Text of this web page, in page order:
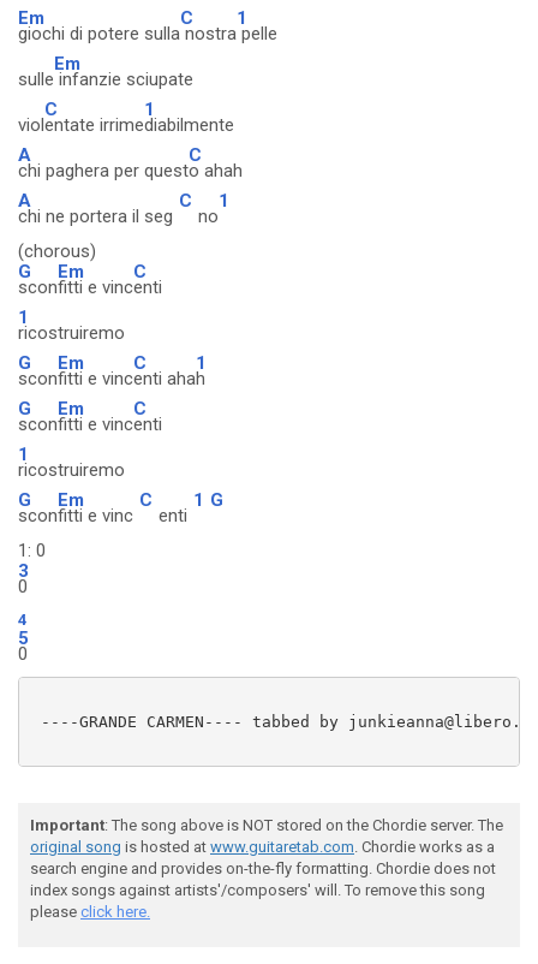
Em
giochi di potere sulla
C
nostra
1
pelle
sulle
Em
infanzie sciupate
viol
C
entate irrime
1
diabilmente
A
chi paghera per quest
C
o ahah
A
chi ne portera il seg
C
no
1
(chorous)
G
scon
Em
fitti e vinc
C
enti
1
ricostruiremo
G
scon
Em
fitti e vinc
C
enti aha
1
h
G
scon
Em
fitti e vinc
C
enti
1
ricostruiremo
G
scon
Em
fitti e vinc
C
enti
1 G
1: 0
3
0
4
5
0
----GRANDE CARMEN---- tabbed by
Important: The song above is NOT stored on the Chordie server. The
original song is hosted at www.guitaretab.com. Chordie works as a
search engine and provides on-the-fly formatting. Chordie does not
index songs against artists'/composers' will. To remove this song
please click here.